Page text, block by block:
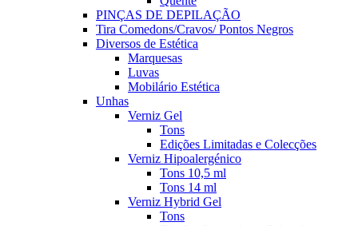
PINÇAS DE DEPILAÇÃO
Tira Comedons/Cravos/ Pontos Negros
Diversos de Estética
Marquesas
Luvas
Mobilário Estética
Unhas
Verniz Gel
Tons
Edições Limitadas e Colecções
Verniz Hipoalergénico
Tons 10,5 ml
Tons 14 ml
Verniz Hybrid Gel
Tons